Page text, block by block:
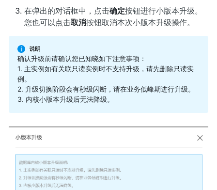
在弹出的对话框中，点击确定按钮进行小版本升级。
您也可以点击取消按钮取消本次小版本升级操作。
确认升级前请确认您已知晓如下注意事项：
1. 主实例如有关联只读实例时不支持升级，请先删除只读实
例。
2. 升级切换阶段会有秒级闪断，请在业务低峰期进行升级。
3. 内核小版本升级后无法降级。